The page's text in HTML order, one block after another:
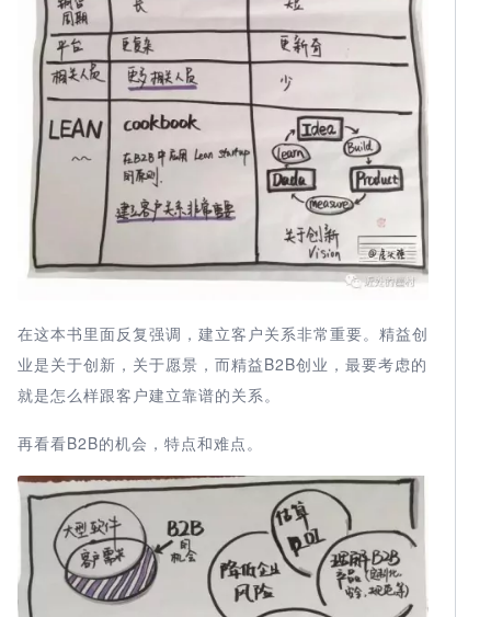
在这本书里面反复强调，建立客户关系非常重要。精益创
业是关于创新，关于愿景，而精益B2B创业，最要考虑的
就是怎么样跟客户建立靠谱的关系。
再看看B2B的机会，特点和难点。